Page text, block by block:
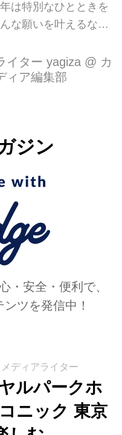
は特別なひとときを
な願いを叶えるな
コンチネンタルホテ
& LOUNGEが提供
・アフタヌーンティ
のご褒美タイムで
イター yagiza @ カ
ィア編集部
ジン
・安全・便利で、
ツを発信中！
ディアライター
ルパークホ
ニック 東京